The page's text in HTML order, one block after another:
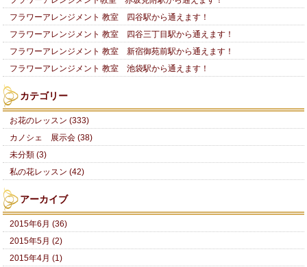
フラワーアレンジメント 教室 四谷駅から通えます！
フラワーアレンジメント 教室 四谷三丁目駅から通えます！
フラワーアレンジメント 教室 新宿御苑前駅から通えます！
フラワーアレンジメント 教室 池袋駅から通えます！
カテゴリー
お花のレッスン (333)
カノシェ 展示会 (38)
未分類 (3)
私の花レッスン (42)
アーカイブ
2015年6月 (36)
2015年5月 (2)
2015年4月 (1)